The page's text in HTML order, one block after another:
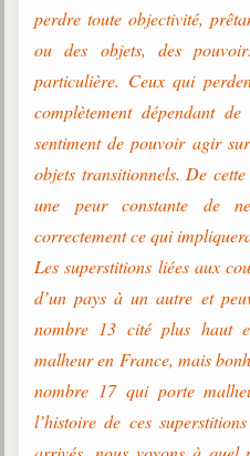
perdre toute objectivité,
ou des objets, des
particulière. Ceux qui
complètement dépendant
sentiment de pouvoir agir
objets transitionnels. De
une peur constante de
correctement ce qui
Les superstitions liées aux
d’un pays à un autre et
nombre 13 cité plus haut
malheur en France, mais
nombre 17 qui porte
l’histoire de ces